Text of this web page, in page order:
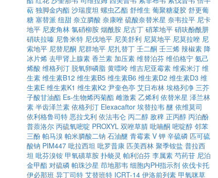
萜 独脚金内酯 沙瑞度坦 螺虫乙酯 舒维生 葡聚糖凝胶 舒更葡
糖 塞替派 纽甜 奈立膦酸 奈康唑 硫酸奈替米星 奈韦拉平 尼卡
地平 尼麦角林 氯硝柳胺 烟酰胺 尼古丁 硝苯地平 硝呋酚酰肼
硝呋拉嗪 尼鲁米特 尼伐地平 尼美舒利 尼莫地平 尼莫拉唑 尼
索地平 尼替尼酮 尼群地平 尼扎替丁 壬二酮 壬三烯 辣椒素 降
冰片烯 去甲肾上腺素 香兰素 加压素 维替泊芬 维伯格宁 氨己
烯酸 维格列汀 脱氧卵磷脂 黄嘌呤 维吉尼亚霉素 维索米汀 维
生素 维生素B12 维生素B5 维生素B6 维生素D2 维生素D3 维
生素E 维生素K1 维生素K2 尹奎色亭 艾日布林 埃格列净 三芥
子酸甘油酯 Es-生物烯丙菊酯 雌激素 乙烯利 依替米星 泽兰林
素 半齿泽兰素 依格列汀 Elexacaftor 埃替拉韦 醚 依维莫司
依利格鲁司特 恶拉戈利 依法韦仑 丙二醇 敌稗 正丙醇 丙泊酚
普萘洛尔 丙硫氧嘧啶 PROXYL 双唑草腈 吡喃酮 嘧啶醇 邻苯
三酚 帕马溴 帕米膦酸二钠 石油醚 青霉素 V 钾 辛硫磷 匹可硫
酸钠 PIM447 吡拉西坦 吡罗昔康 匹美西林 聚季铵盐 普拉西
坦 吡芬溴铵 甲氧磺草胺 扑蛲灵 帕利泊芬 李属素 芍药苷 尼泊
金甲酯 对硫磷 帕珠沙星 茚地那韦 细胞内PH指示剂 依伐卡托
伊必那班 异丁司特 艾替班特 ICRT-14 伊洛前列素 甲氧咪草